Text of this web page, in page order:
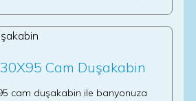
Cam Duşakabin
cam duşakabin ile banyonuza